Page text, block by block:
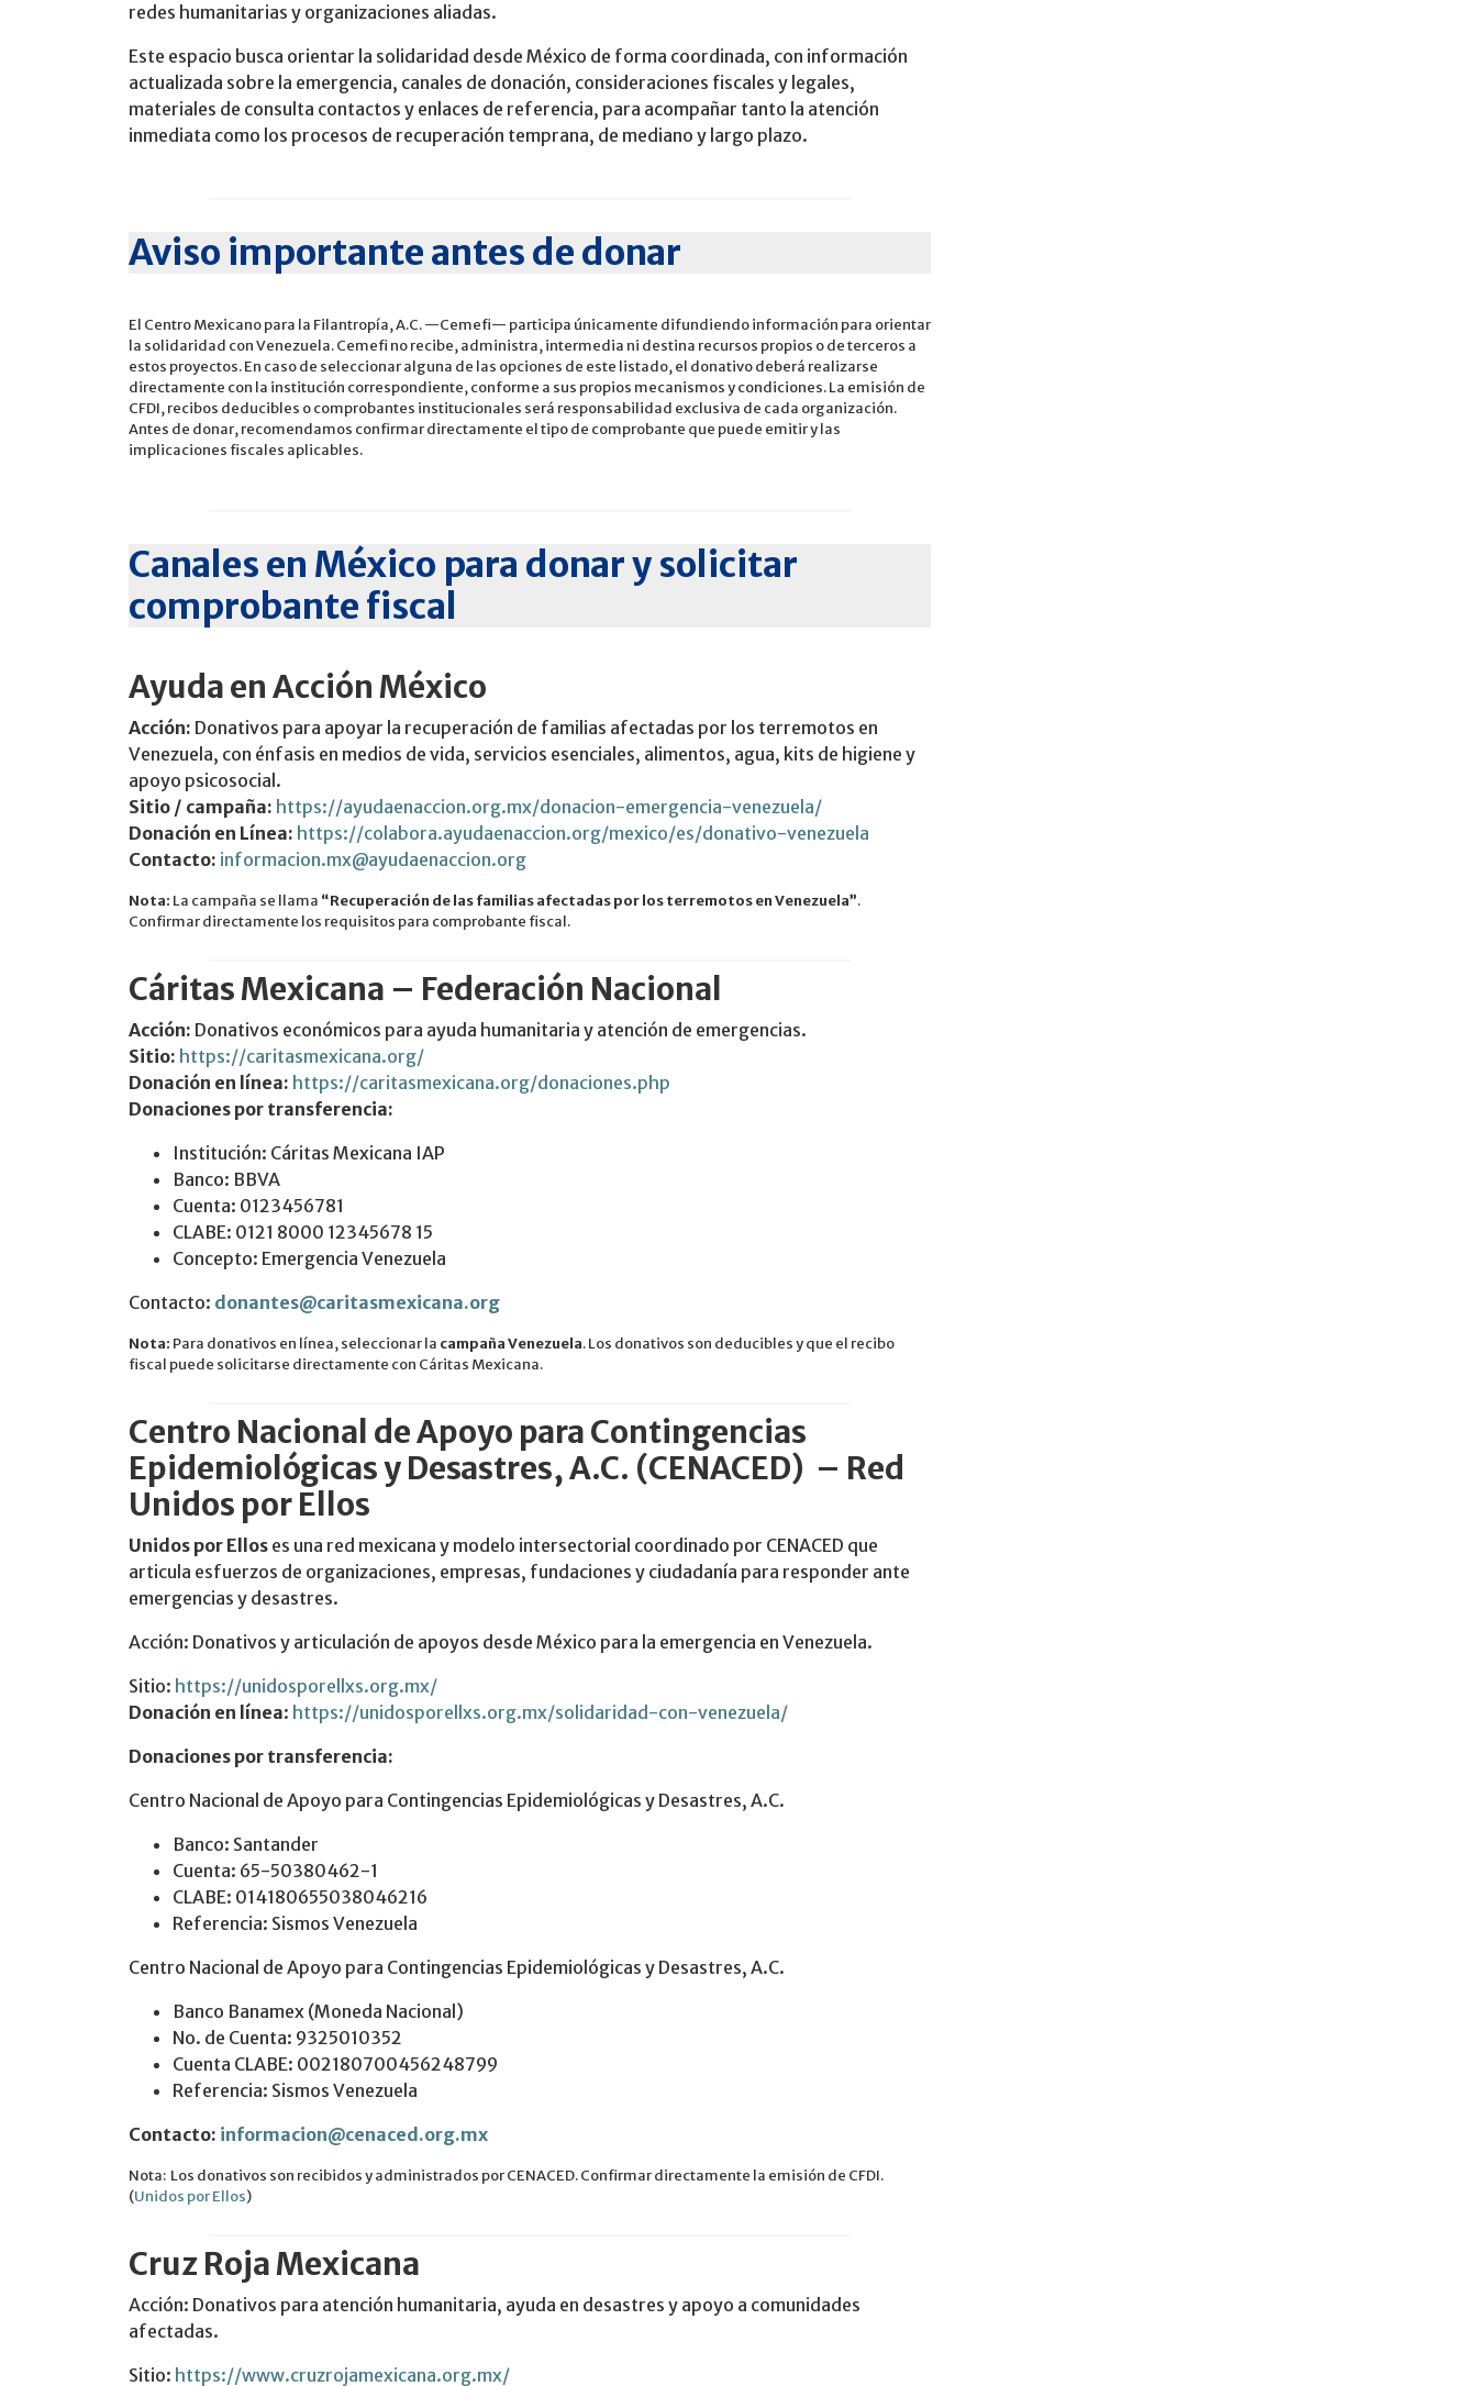
redes humanitarias y organizaciones aliadas.
Este espacio busca orientar la solidaridad desde México de forma coordinada, con información
actualizada sobre la emergencia, canales de donación, consideraciones fiscales y legales,
materiales de consulta contactos y enlaces de referencia, para acompañar tanto la atención
inmediata como los procesos de recuperación temprana, de mediano y largo plazo.
Aviso importante antes de donar
El Centro Mexicano para la Filantropía, A.C. —Cemefi— participa únicamente difundiendo información para orientar
la solidaridad con Venezuela. Cemefi no recibe, administra, intermedia ni destina recursos propios o de terceros a
estos proyectos. En caso de seleccionar alguna de las opciones de este listado, el donativo deberá realizarse
directamente con la institución correspondiente, conforme a sus propios mecanismos y condiciones. La emisión de
CFDI, recibos deducibles o comprobantes institucionales será responsabilidad exclusiva de cada organización.
Antes de donar, recomendamos confirmar directamente el tipo de comprobante que puede emitir y las
implicaciones fiscales aplicables.
Canales en México para donar y solicitar
comprobante fiscal
Ayuda en Acción México
Acción: Donativos para apoyar la recuperación de familias afectadas por los terremotos en
Venezuela, con énfasis en medios de vida, servicios esenciales, alimentos, agua, kits de higiene y
apoyo psicosocial.
Sitio / campaña: https://ayudaenaccion.org.mx/donacion-emergencia-venezuela/
Donación en Línea: https://colabora.ayudaenaccion.org/mexico/es/donativo-venezuela
Contacto: informacion.mx@ayudaenaccion.org
Nota: La campaña se llama “Recuperación de las familias afectadas por los terremotos en Venezuela”.
Confirmar directamente los requisitos para comprobante fiscal.
Cáritas Mexicana – Federación Nacional
Acción: Donativos económicos para ayuda humanitaria y atención de emergencias.
Sitio: https://caritasmexicana.org/
Donación en línea: https://caritasmexicana.org/donaciones.php
Donaciones por transferencia:
Institución: Cáritas Mexicana IAP
Banco: BBVA
Cuenta: 0123456781
CLABE: 0121 8000 12345678 15
Concepto: Emergencia Venezuela
Contacto: donantes@caritasmexicana.org
Nota: Para donativos en línea, seleccionar la campaña Venezuela. Los donativos son deducibles y que el recibo
fiscal puede solicitarse directamente con Cáritas Mexicana.
Centro Nacional de Apoyo para Contingencias
Epidemiológicas y Desastres, A.C. (CENACED) – Red
Unidos por Ellos
Unidos por Ellos es una red mexicana y modelo intersectorial coordinado por CENACED que
articula esfuerzos de organizaciones, empresas, fundaciones y ciudadanía para responder ante
emergencias y desastres.
Acción: Donativos y articulación de apoyos desde México para la emergencia en Venezuela.
Sitio: https://unidosporellxs.org.mx/
Donación en línea: https://unidosporellxs.org.mx/solidaridad-con-venezuela/
Donaciones por transferencia:
Centro Nacional de Apoyo para Contingencias Epidemiológicas y Desastres, A.C.
Banco: Santander
Cuenta: 65-50380462-1
CLABE: 014180655038046216
Referencia: Sismos Venezuela
Centro Nacional de Apoyo para Contingencias Epidemiológicas y Desastres, A.C.
Banco Banamex (Moneda Nacional)
No. de Cuenta: 9325010352
Cuenta CLABE: 002180700456248799
Referencia: Sismos Venezuela
Contacto: informacion@cenaced.org.mx
Nota: Los donativos son recibidos y administrados por CENACED. Confirmar directamente la emisión de CFDI.
(Unidos por Ellos)
Cruz Roja Mexicana
Acción: Donativos para atención humanitaria, ayuda en desastres y apoyo a comunidades
afectadas.
Sitio: https://www.cruzrojamexicana.org.mx/